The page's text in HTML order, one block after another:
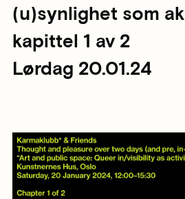
(u)synlighet som
kapittel 1 av 2
Lørdag 20.01.24